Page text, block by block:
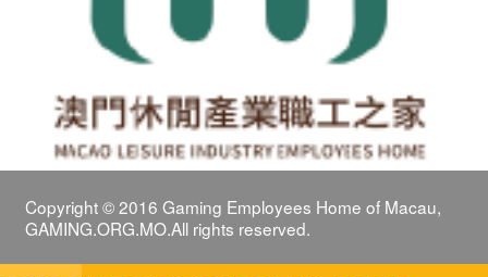
Copyright © 2016 Gaming Employees Home of Macau,
GAMING.ORG.MO.All rights reserved.